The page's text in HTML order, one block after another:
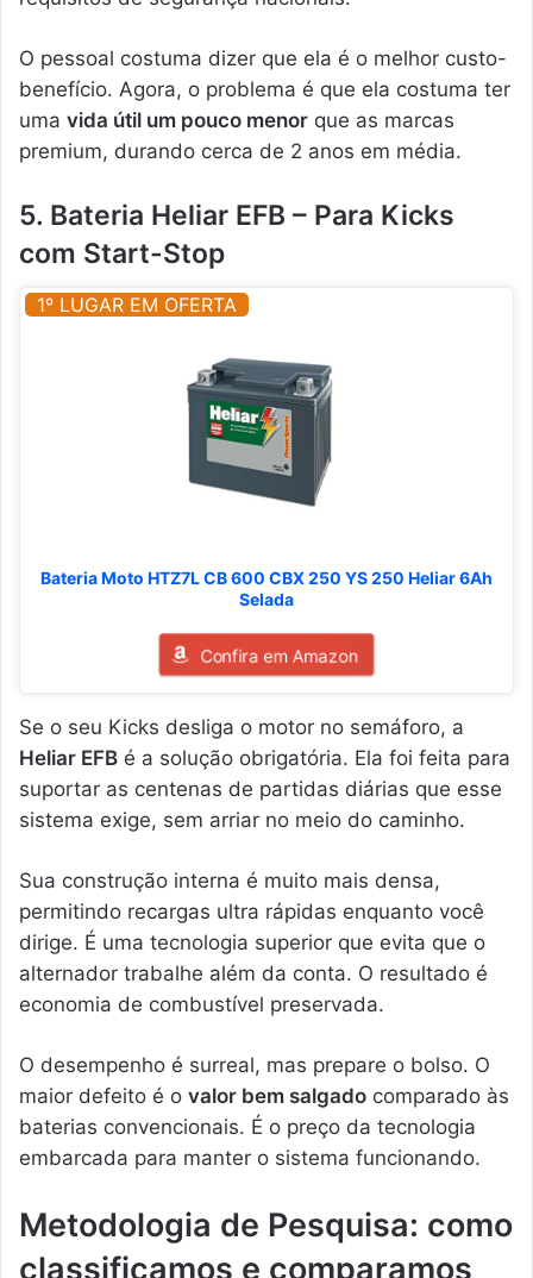
O pessoal costuma dizer que ela é o melhor custo-
benefício. Agora, o problema é que ela costuma ter
uma vida útil um pouco menor que as marcas
premium, durando cerca de 2 anos em média.
5. Bateria Heliar EFB – Para Kicks
com Start-Stop
1º LUGAR EM OFERTA
Bateria Moto HTZ7L CB 600 CBX 250 YS 250 Heliar 6Ah
Selada
Confira em Amazon
Se o seu Kicks desliga o motor no semáforo, a
Heliar EFB é a solução obrigatória. Ela foi feita para
suportar as centenas de partidas diárias que esse
sistema exige, sem arriar no meio do caminho.
Sua construção interna é muito mais densa,
permitindo recargas ultra rápidas enquanto você
dirige. É uma tecnologia superior que evita que o
alternador trabalhe além da conta. O resultado é
economia de combustível preservada.
O desempenho é surreal, mas prepare o bolso. O
maior defeito é o valor bem salgado comparado às
baterias convencionais. É o preço da tecnologia
embarcada para manter o sistema funcionando.
Metodologia de Pesquisa: como
classificamos e comparamos